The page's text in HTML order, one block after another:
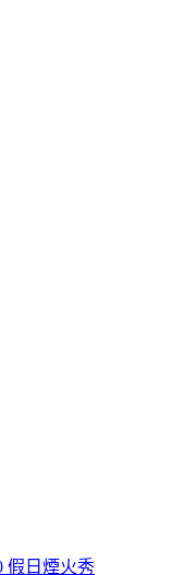
酸：抄襲新高度